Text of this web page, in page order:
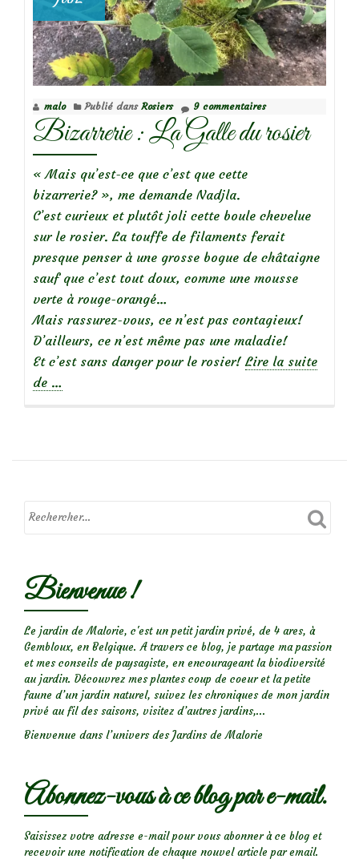
malo Publié dans Rosiers 9 commentaires
Bizarrerie : La Galle du rosier
« Mais qu’est-ce que c’est que cette
bizarrerie? », me demande Nadjla.
C’est curieux et plutôt joli cette boule chevelue
sur le rosier. La touffe de filaments ferait
presque penser à une grosse bogue de châtaigne
sauf que c’est tout doux, comme une mousse
verte à rouge-orangé…
Mais rassurez-vous, ce n’est pas contagieux!
D’ailleurs, ce n’est même pas une maladie!
Et c’est sans danger pour le rosier! Lire la suite
de
La
du
…
Bienvenue !
Le jardin de Malorie, c'est un petit jardin privé, de 4 ares, à
Gembloux, en Belgique. A travers ce blog, je partage ma passion
et mes conseils de paysagiste, en encourageant la biodiversité
au jardin. Découvrez mes plantes coup de coeur et la petite
faune d’un jardin naturel, suivez les chroniques de mon jardin
privé au fil des saisons, visitez d’autres jardins,...
Bienvenue dans l’univers des Jardins de Malorie
Abonnez-vous à ce blog par e-mail.
Saisissez votre adresse e-mail pour vous abonner à ce blog et
recevoir une notification de chaque nouvel article par email.